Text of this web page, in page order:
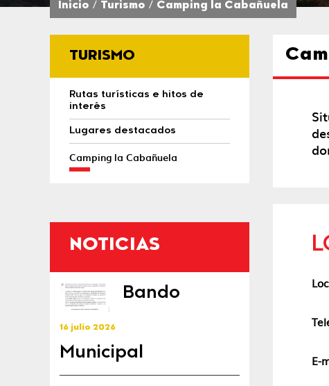
Inicio Turismo Camping la Cabañuela
TURISMO
Rutas turísticas e hitos de
interés
Lugares destacados
Camping la Cabañuela
NOTICIAS
16 julio 2026
Bando
Municipal E-